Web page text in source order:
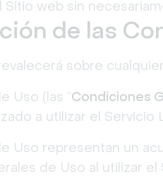
Sitio web sin
de las
sobre
Uso (las “Condiciones
a utilizar el Servicio
Uso representan un
de Uso al utilizar